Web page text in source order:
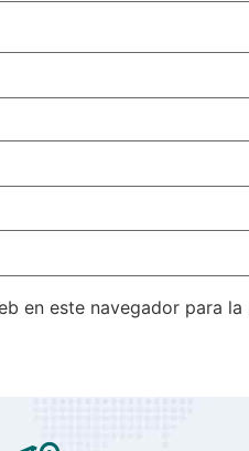
en este navegador para